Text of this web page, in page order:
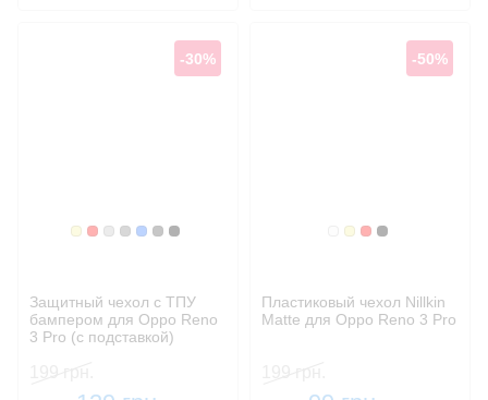
Золотой
Красный
Серебристый
Серый
Синий
Темный
Черный
-30%
Защитный чехол с ТПУ
бампером для Oppo Reno
3 Pro (c подставкой)
Белый
Золотой
Красный
Черный
-50%
Пластиковый чехол Nillkin
Matte для Oppo Reno 3 Pro